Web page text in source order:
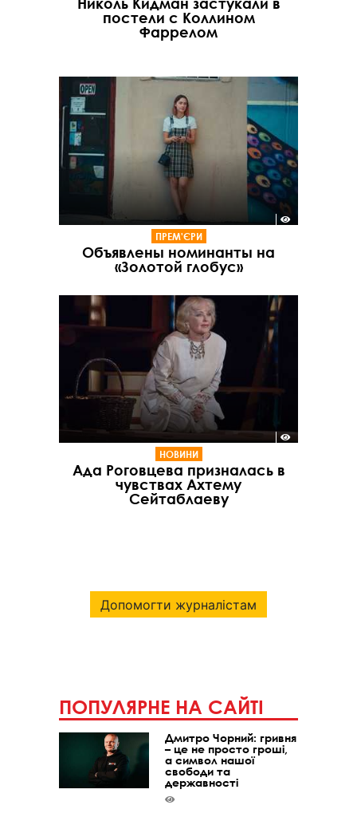
постели с Коллином
Фаррелом
ПРЕМ'ЄРИ
Объявлены номинанты на
«Золотой глобус»
НОВИНИ
Ада Роговцева призналась в
чувствах Ахтему
Сейтаблаеву
Допомогти журналістам
ПОПУЛЯРНЕ НА САЙТІ
Дмитро Чорний: гривня
– це не просто гроші,
а символ нашої
свободи та
державності